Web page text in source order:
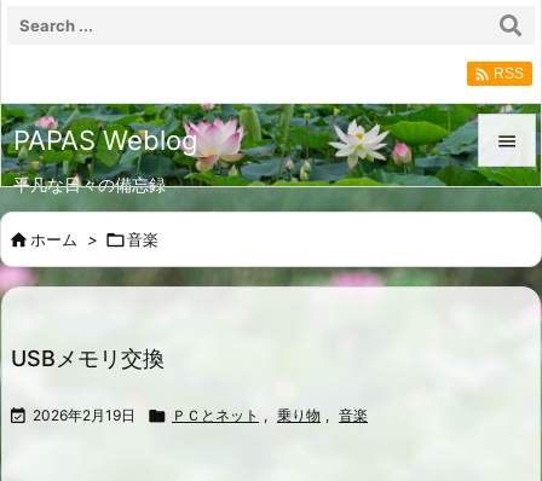
PAPAS Weblog
平凡な日々の備忘録


メニュ
 RSS
ホーム > 音楽
USBメモリ交換
 2026年2月19日  ＰＣとネット , 乗り物 , 音楽